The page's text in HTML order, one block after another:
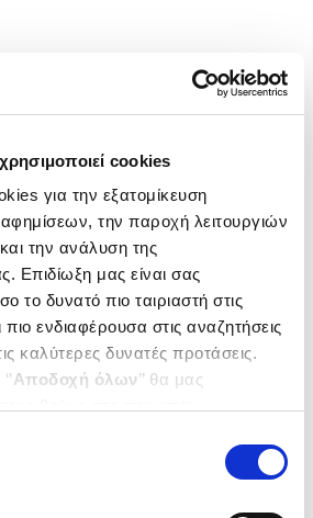
cookies
για την εξατομίκευση
την παροχή λειτουργιών
την ανάλυση της
Επιδίωξη μας είναι σας
το δυνατό πιο ταιριαστή στις
πιο ενδιαφέρουσα στις αναζητήσεις
καλύτερες δυνατές προτάσεις.
Αποδοχή όλων’’ θα μας
από τα παρακάτω με την
΄΄και να ενημερωθείτε σχετικά με